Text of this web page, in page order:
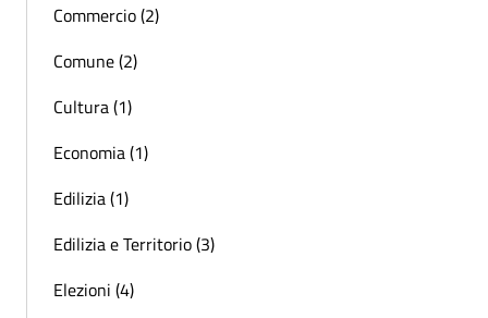
Commercio (2)
Comune (2)
Cultura (1)
Economia (1)
Edilizia (1)
Edilizia e Territorio (3)
Elezioni (4)